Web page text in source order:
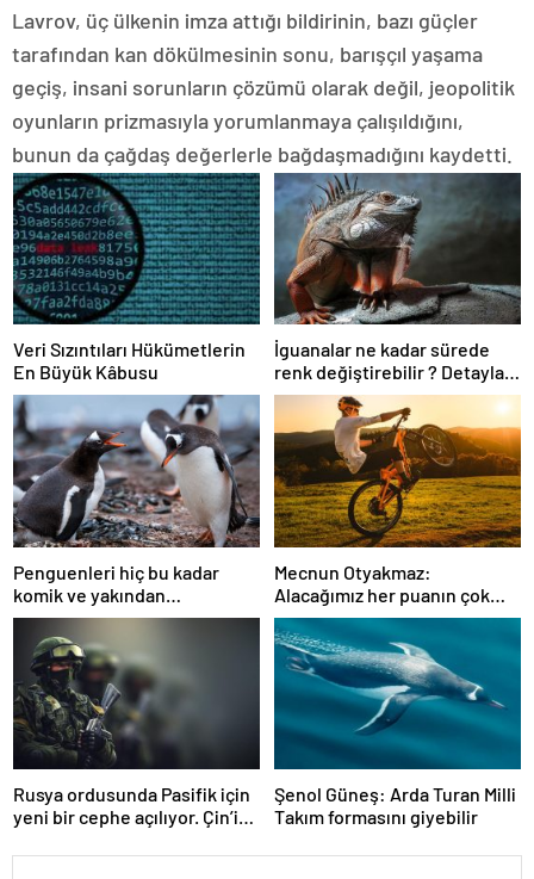
Lavrov, üç ülkenin imza attığı bildirinin, bazı güçler
tarafından kan dökülmesinin sonu, barışçıl yaşama
geçiş, insani sorunların çözümü olarak değil, jeopolitik
oyunların prizmasıyla yorumlanmaya çalışıldığını,
bunun da çağdaş değerlerle bağdaşmadığını kaydetti.
Veri Sızıntıları Hükümetlerin
En Büyük Kâbusu
İguanalar ne kadar sürede
renk değiştirebilir ? Detaylar
burada…
Penguenleri hiç bu kadar
komik ve yakından
görmemiştiniz
Mecnun Otyakmaz:
Alacağımız her puanın çok
önemi var
Rusya ordusunda Pasifik için
yeni bir cephe açılıyor. Çin’in
Şenol Güneş: Arda Turan Milli
Takım formasını giyebilir